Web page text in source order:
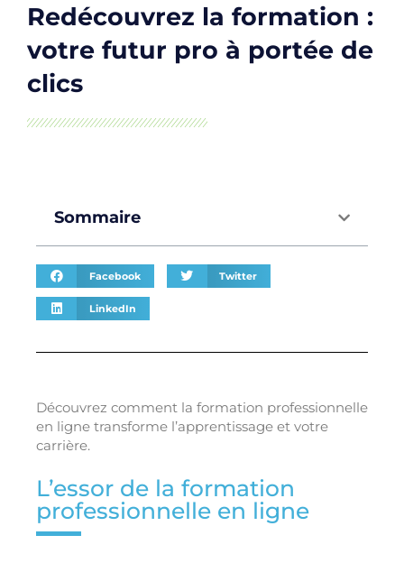
Redécouvrez la formation :
votre futur pro à portée de
clics
Sommaire
Facebook Twitter
LinkedIn
Découvrez comment la formation professionnelle
en ligne transforme l’apprentissage et votre
carrière.
L’essor de la formation
professionnelle en ligne